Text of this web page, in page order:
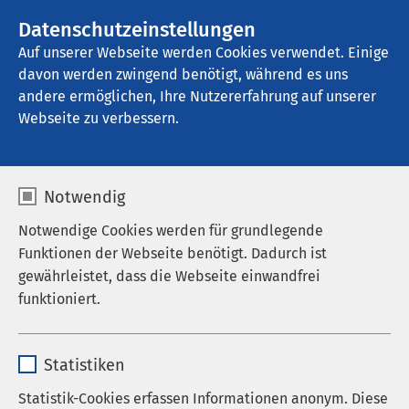
Datenschutzeinstellungen
Auf unserer Webseite werden Cookies verwendet. Einige
davon werden zwingend benötigt, während es uns
andere ermöglichen, Ihre Nutzererfahrung auf unserer
Webseite zu verbessern.
Notwendig
Notwendige Cookies werden für grundlegende
Funktionen der Webseite benötigt. Dadurch ist
gewährleistet, dass die Webseite einwandfrei
funktioniert.
Anbieter sgalinski
Statistiken
Statistik-Cookies erfassen Informationen anonym. Diese
AMEOS Klinikum Pasewalk
Nachrichten
Datum von: Datum bis: